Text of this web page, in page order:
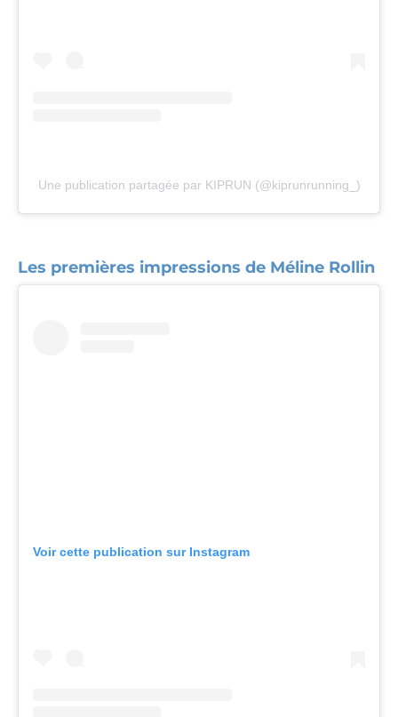
Une publication partagée par KIPRUN (@kiprunrunning_)
Les premières impressions de Méline Rollin
Voir cette publication sur Instagram